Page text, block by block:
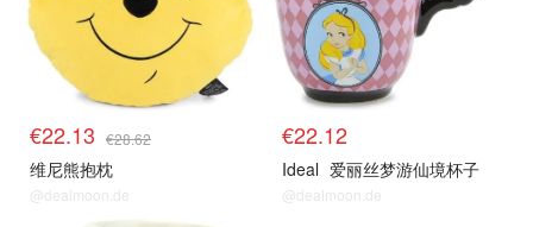
€22.13 €28.62
维尼熊抱枕
@dealmoon.de
€22.12
Ideal 爱丽丝梦游仙境杯子
@dealmoon.de